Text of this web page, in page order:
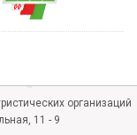
организаций
11 - 9